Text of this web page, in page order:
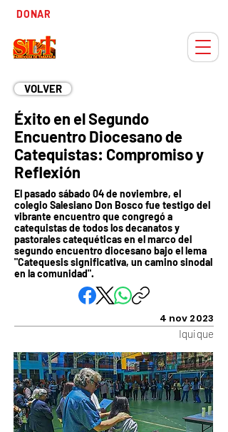
DONAR
VOLVER
Éxito en el Segundo
Encuentro Diocesano de
Catequistas: Compromiso y
Reflexión
El pasado sábado 04 de noviembre, el
colegio Salesiano Don Bosco fue testigo del
vibrante encuentro que congregó a
catequistas de todos los decanatos y
pastorales catequéticas en el marco del
segundo encuentro diocesano bajo el lema
"Catequesis significativa, un camino sinodal
en la comunidad".
4 nov 2023
Iquique